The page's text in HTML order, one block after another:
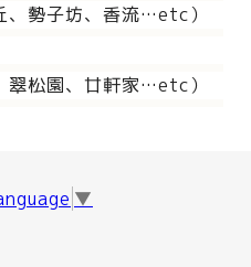
、勢子坊、香流…etc）
翠松園、廿軒家…etc）
▼